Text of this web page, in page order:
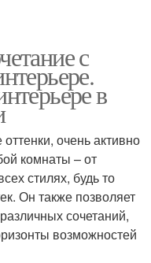
с
в
очень активно
комнаты – от
стилях, будь то
Он также позволяет
сочетаний,
возможностей